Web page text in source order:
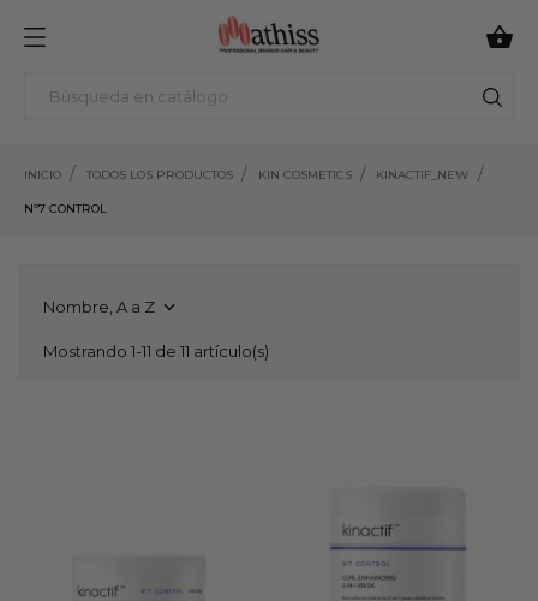

INICIO TODOS LOS PRODUCTOS KIN COSMETICS KINACTIF_NEW
Nº7 CONTROL
Nombre, A a Z 
Mostrando 1-11 de 11 artículo(s)